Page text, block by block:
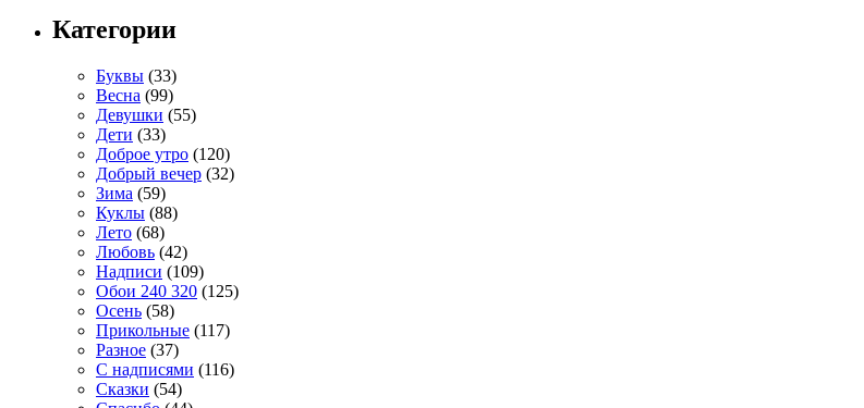
Категории
Буквы (33)
Весна (99)
Девушки (55)
Дети (33)
Доброе утро (120)
Добрый вечер (32)
Зима (59)
Куклы (88)
Лето (68)
Любовь (42)
Надписи (109)
Обои 240 320 (125)
Осень (58)
Прикольные (117)
Разное (37)
С надписями (116)
Сказки (54)